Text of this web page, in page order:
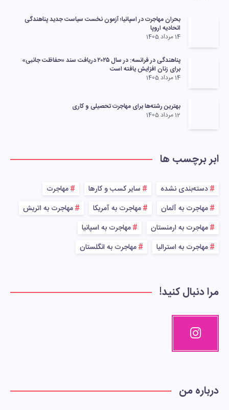
بحران مهاجرت در اسپانیا؛ آزمون نخست سیاست جدید پناهندگی
اتحادیه اروپا
14 مرداد 1405
پناهندگی در فرانسه: در سال ۲۰۲۵ دریافت سند «حفاظت جانبی»
برای زنان افزایش یافته است
14 مرداد 1405
بهترین رشته‌ها برای مهاجرت تحصیلی و کاری
12 مرداد 1405
ابر برچسب ها
دسته‌بندی نشده سایر کسب و کارها
مهاجرت
مهاجرت به آلمان
مهاجرت به آمریکا
مهاجرت به اتریش
مهاجرت به ارمنستان
مهاجرت به اسپانیا
مهاجرت به استرالیا
مهاجرت به انگلستان
مرا دنبال کنید!
درباره من